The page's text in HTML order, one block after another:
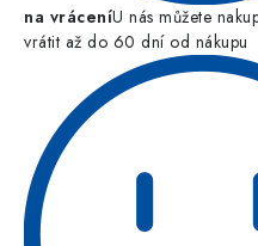
na vráceníU nás můžete
vrátit až do 60 dní od nákupu